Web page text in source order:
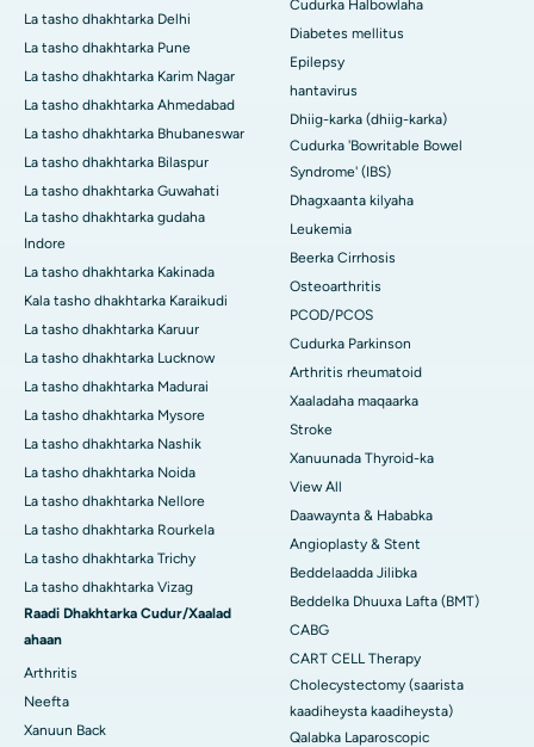
La tasho dhakhtarka Delhi
La tasho dhakhtarka Pune
La tasho dhakhtarka Karim Nagar
La tasho dhakhtarka Ahmedabad
La tasho dhakhtarka Bhubaneswar
La tasho dhakhtarka Bilaspur
La tasho dhakhtarka Guwahati
La tasho dhakhtarka gudaha
Indore
La tasho dhakhtarka Kakinada
Kala tasho dhakhtarka Karaikudi
La tasho dhakhtarka Karuur
La tasho dhakhtarka Lucknow
La tasho dhakhtarka Madurai
La tasho dhakhtarka Mysore
La tasho dhakhtarka Nashik
La tasho dhakhtarka Noida
La tasho dhakhtarka Nellore
La tasho dhakhtarka Rourkela
La tasho dhakhtarka Trichy
La tasho dhakhtarka Vizag
Raadi Dhakhtarka Cudur/Xaalad
ahaan
Arthritis
Neefta
Xanuun Back
Cudurka Halbowlaha
Diabetes mellitus
Epilepsy
hantavirus
Dhiig-karka (dhiig-karka)
Cudurka 'Bowritable Bowel
Syndrome' (IBS)
Dhagxaanta kilyaha
Leukemia
Beerka Cirrhosis
Osteoarthritis
PCOD/PCOS
Cudurka Parkinson
Arthritis rheumatoid
Xaaladaha maqaarka
Stroke
Xanuunada Thyroid-ka
View All
Daawaynta & Hababka
Angioplasty & Stent
Beddelaadda Jilibka
Beddelka Dhuuxa Lafta (BMT)
CABG
CART CELL Therapy
Cholecystectomy (saarista
kaadiheysta kaadiheysta)
Qalabka Laparoscopic